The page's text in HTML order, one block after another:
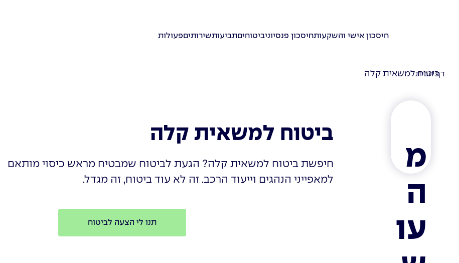
חיסכון אישי והשקעותחיסכון פנסיוניביטוחיםתביעותשירותיםפעולות
דף הבית
ביטוח למשאית קלה
ביטוח למשאית קלה
חיפשת ביטוח למשאית קלה? הגעת לביטוח שמבטיח מראש כיסוי מותאם
למאפייני הנהגים וייעוד הרכב. זה לא עוד ביטוח, זה מגדל.
תנו לי הצעה לביטוח
מ
ה
עו